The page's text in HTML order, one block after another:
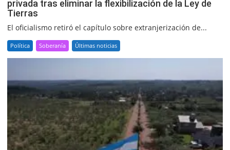
privada tras eliminar la flexibilización de la Ley de
Tierras
El oficialismo retiró el capítulo sobre extranjerización de...
Política Soberanía Últimas noticias